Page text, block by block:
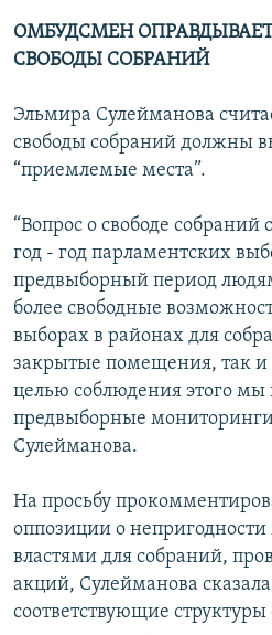
ОМБУДСМЕН
СВОБОДЫ СОБРАНИЙ
Эльмира Сулейманова
свободы собраний должны
“приемлемые места”.
“Вопрос о свободе собраний
год - год парламентских
предвыборный период
более свободные
выборах в районах для
закрытые помещения, так и
целью соблюдения этого мы
предвыборные
Сулейманова.
На просьбу
оппозиции о
властями для собраний,
акций, Сулейманова
соответствующие